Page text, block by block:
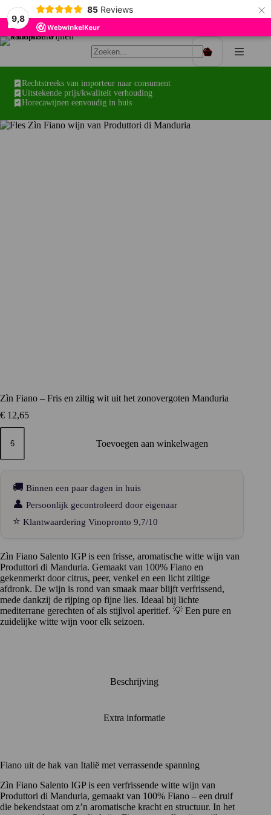
9,8
85 Reviews ×
Ga
Winkelwagen
Rechtstreeks van importeur naar consument
Uitstekende prijs/kwaliteit verhouding
Horecawijnen eenvoudig in huis
Zìn Fiano – Fris en ziltig wit uit het zonovergoten Manduria
€ 12,65
Zìn
Fiano
Fris
ziltig
zonovergoten
Toevoegen aan winkelwagen
🚚 Binnen een paar dagen in huis
👤 Persoonlijk gecontroleerd door eigenaar
⭐ Klantwaardering Vinopronto 9,7/10
Zìn Fiano Salento IGP is een frisse, aromatische witte wijn van
Produttori di Manduria. Gemaakt van 100% Fiano en
gekenmerkt door citrus, peer, venkel en een licht ziltige
afdronk. De wijn is rond van smaak maar blijft verfrissend,
mede dankzij de rijping op fijne lies. Ideaal bij lichte
mediterrane gerechten of als stijlvol aperitief. 💡 Een pure en
zuidelijke witte wijn voor elk seizoen.
Beschrijving
Extra informatie
Fiano uit de hak van Italië met verrassende spanning
Zìn Fiano Salento IGP is een verfrissende witte wijn van
Produttori di Manduria, gemaakt van 100% Fiano – een druif
die bekendstaat om z’n aromatische kracht en structuur. In het